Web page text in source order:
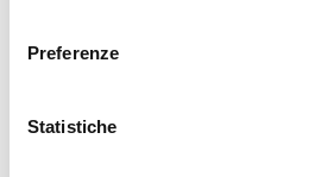
Preferenze
Statistiche